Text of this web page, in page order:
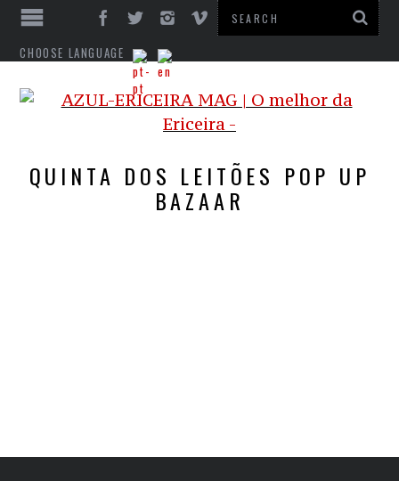
CHOOSE LANGUAGE
QUINTA DOS LEITÕES POP UP
BAZAAR